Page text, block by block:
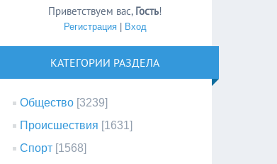
Приветствуем вас, Гость!
Регистрация| Вход
КАТЕГОРИИ РАЗДЕЛА
Общество [3239]
Происшествия [1631]
Спорт [1568]